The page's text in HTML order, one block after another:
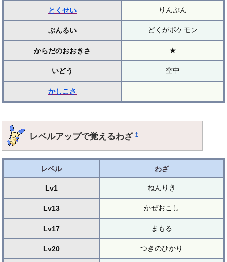
とくせい りんぷん
ぶんるい どくがポケモン
からだのおおきさ ★
いどう 空中
かしこさ
レベルアップで覚えるわざ†
レベル わざ
Lv1 ねんりき
Lv13 かぜおこし
Lv17 まもる
Lv20 つきのひかり